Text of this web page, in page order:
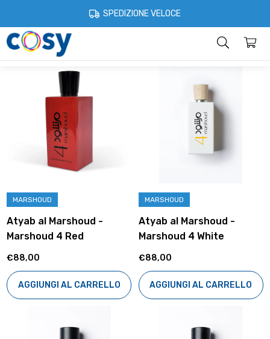
SPEDIZIONE VELOCE
MARSHOUD
MARSHOUD
MARSHOUD
Atyab al Marshoud -
Marshoud 4 Red
€88,00
AGGIUNGI AL CARRELLO
MARSHOUD
Atyab al Marshoud -
Marshoud 4 White
€88,00
AGGIUNGI AL CARRELLO
Account Contatti Informazioni